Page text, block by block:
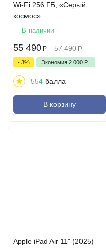
Wi-Fi 256 ГБ, «Серый
космос»
В наличии
55 490 Р 57 490 Р
- 3% Экономия 2 000 Р
554 балла
В корзину
Apple iPad Air 11" (2025)